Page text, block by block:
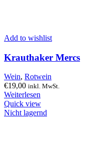
Add to wishlist
Krauthaker Mercs
Wein, Rotwein
€19,00 inkl. MwSt.
Weiterlesen
Quick view
Nicht lagernd